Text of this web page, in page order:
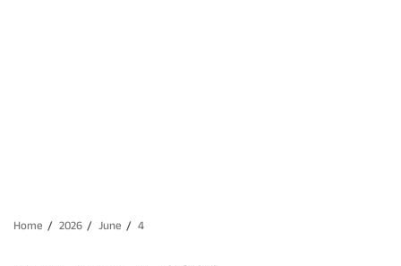
Home 2026 June 4